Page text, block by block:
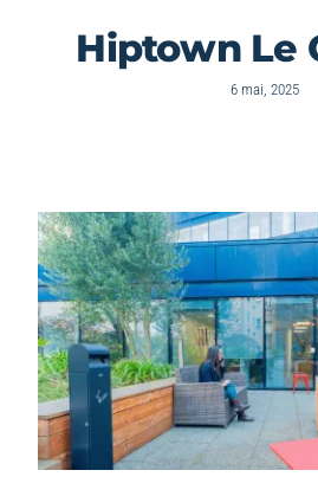
Hiptown Le
6 mai, 2025